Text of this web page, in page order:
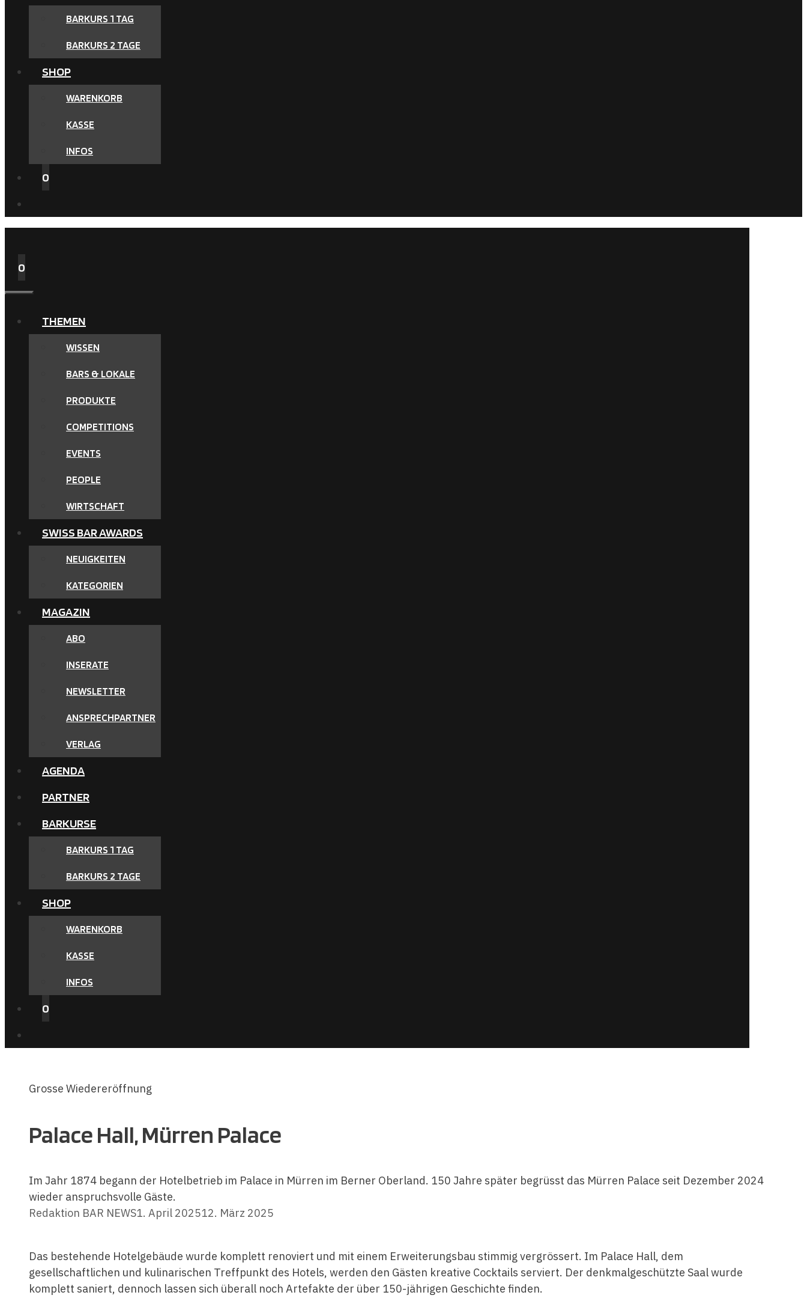
BARKURS 1 TAG
BARKURS 2 TAGE
SHOP
WARENKORB
KASSE
INFOS
0
0
THEMEN
WISSEN
BARS & LOKALE
PRODUKTE
COMPETITIONS
EVENTS
PEOPLE
WIRTSCHAFT
SWISS BAR AWARDS
NEUIGKEITEN
KATEGORIEN
MAGAZIN
ABO
INSERATE
NEWSLETTER
ANSPRECHPARTNER
VERLAG
AGENDA
PARTNER
BARKURSE
BARKURS 1 TAG
BARKURS 2 TAGE
SHOP
WARENKORB
KASSE
INFOS
0
Grosse Wiedereröffnung
Palace Hall, Mürren Palace
Im Jahr 1874 begann der Hotelbetrieb im Palace in Mürren im Berner Oberland. 150 Jahre später begrüsst das Mürren Palace seit Dezember 2024
wieder anspruchsvolle Gäste.
Redaktion BAR NEWS1. April 202512. März 2025
Das bestehende Hotelgebäude wurde komplett renoviert und mit einem Erweiterungsbau stimmig vergrössert. Im Palace Hall, dem
gesellschaftlichen und kulinarischen Treffpunkt des Hotels, werden den Gästen kreative Cocktails serviert. Der denkmalgeschützte Saal wurde
komplett saniert, dennoch lassen sich überall noch Artefakte der über 150-jährigen Geschichte finden.